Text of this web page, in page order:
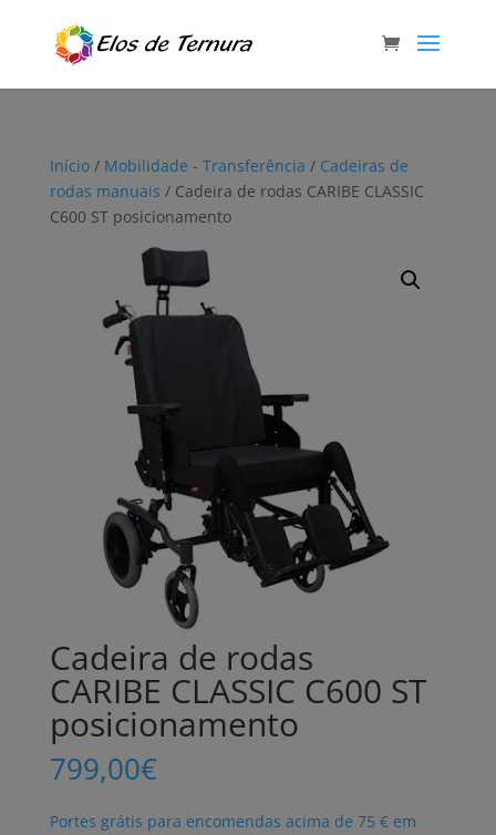
Início/ Mobilidade - Transferência / Cadeiras de
rodas manuais / Cadeira de rodas CARIBE CLASSIC
C600 ST posicionamento
Cadeira de rodas
CARIBE CLASSIC C600 ST
posicionamento
799,00€
Portes grátis para encomendas acima de 75 € em